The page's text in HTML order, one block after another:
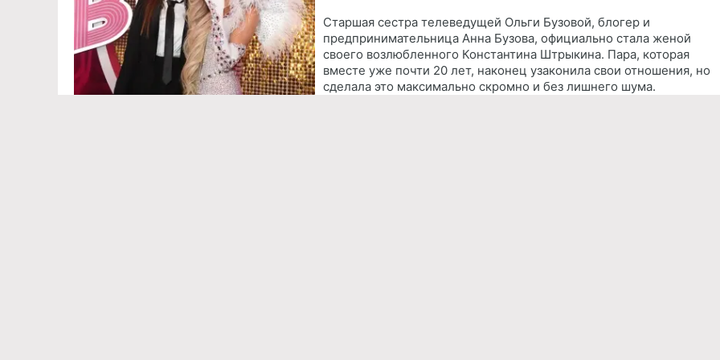
Старшая сестра телеведущей Ольги Бузовой, блогер и
предпринимательница Анна Бузова, официально стала женой
своего возлюбленного Константина Штрыкина. Пара, которая
вместе уже почти 20 лет, наконец узаконила свои отношения, но
сделала это максимально скромно и без лишнего шума.